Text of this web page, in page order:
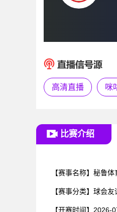
高清直播 咪
比赛介绍
【赛事名称】 秘鲁体
【赛事分类】 球会友
【开赛时间】 2026-